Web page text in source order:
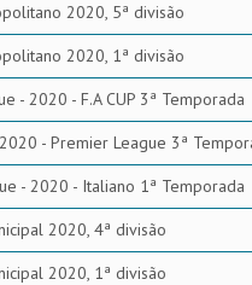
2020, 5ª divisão
2020, 1ª divisão
- 2020 - F.A CUP 3ª Temporada
- Premier League 3ª
- 2020 - Italiano 1ª Temporada
2020, 4ª divisão
2020, 1ª divisão